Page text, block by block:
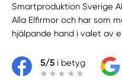
Smartproduktion Sverige
Alla Elfirmor och har som
hjälpande hand i valet av
5/5i betyg